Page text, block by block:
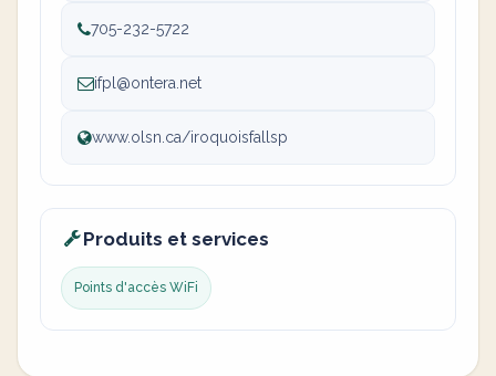
705-232-5722
ifpl@ontera.net
www.olsn.ca/iroquoisfallsp
Produits et services
Points d'accès WiFi